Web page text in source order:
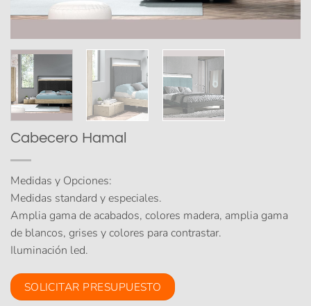
Cabecero Hamal
Medidas y Opciones:
Medidas standard y especiales.
Amplia gama de acabados, colores madera, amplia gama
de blancos, grises y colores para contrastar.
Iluminación led.
SOLICITAR PRESUPUESTO